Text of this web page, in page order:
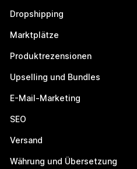
Dropshipping
Marktplätze
Produktrezensionen
Upselling und Bundles
E-Mail-Marketing
SEO
Versand
Währung und Übersetzung